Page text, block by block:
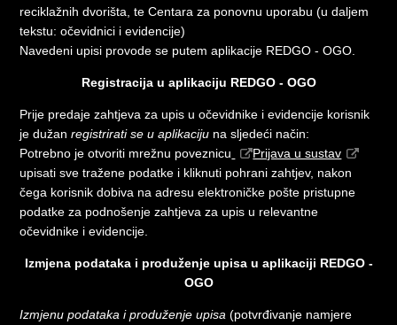
reciklažnih dvorišta, te Centara za ponovnu uporabu (u daljem
tekstu: očevidnici i evidencije)
Navedeni upisi provode se putem aplikacije REDGO - OGO.
Registracija u aplikaciju REDGO - OGO
Prije predaje zahtjeva za upis u očevidnike i evidencije korisnik
je dužanregistrirati se u aplikaciju na sljedeći način:
Potrebno je otvoriti mrežnu poveznicu
Prijava u sustav
upisati sve tražene podatke i kliknuti pohrani zahtjev, nakon
čega korisnik dobiva na adresu elektroničke pošte pristupne
podatke za podnošenje zahtjeva za upis u relevantne
očevidnike i evidencije.
Izmjena podataka i produženje upisa u aplikaciji REDGO -
OGO
Izmjenu podataka i produženje upisa (potvrđivanje namjere